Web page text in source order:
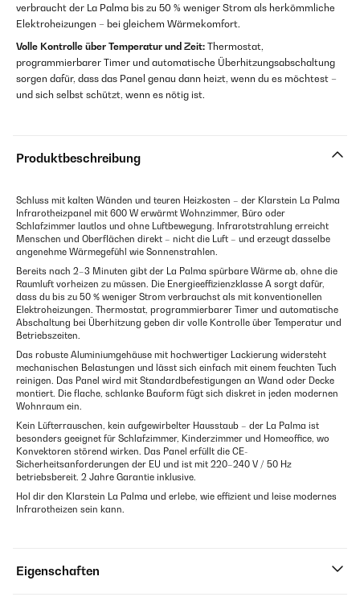
verbraucht der La Palma bis zu 50 % weniger Strom als herkömmliche
Elektroheizungen – bei gleichem Wärmekomfort.
Volle Kontrolle über Temperatur und Zeit: Thermostat,
programmierbarer Timer und automatische Überhitzungsabschaltung
sorgen dafür, dass das Panel genau dann heizt, wenn du es möchtest –
und sich selbst schützt, wenn es nötig ist.
Produktbeschreibung
Schluss mit kalten Wänden und teuren Heizkosten – der Klarstein La Palma
Infrarotheizpanel mit 600 W erwärmt Wohnzimmer, Büro oder
Schlafzimmer lautlos und ohne Luftbewegung. Infrarotstrahlung erreicht
Menschen und Oberflächen direkt – nicht die Luft – und erzeugt dasselbe
angenehme Wärmegefühl wie Sonnenstrahlen.
Bereits nach 2–3 Minuten gibt der La Palma spürbare Wärme ab, ohne die
Raumluft vorheizen zu müssen. Die Energieeffizienzklasse A sorgt dafür,
dass du bis zu 50 % weniger Strom verbrauchst als mit konventionellen
Elektroheizungen. Thermostat, programmierbarer Timer und automatische
Abschaltung bei Überhitzung geben dir volle Kontrolle über Temperatur und
Betriebszeiten.
Das robuste Aluminiumgehäuse mit hochwertiger Lackierung widersteht
mechanischen Belastungen und lässt sich einfach mit einem feuchten Tuch
reinigen. Das Panel wird mit Standardbefestigungen an Wand oder Decke
montiert. Die flache, schlanke Bauform fügt sich diskret in jeden modernen
Wohnraum ein.
Kein Lüfterrauschen, kein aufgewirbelter Hausstaub – der La Palma ist
besonders geeignet für Schlafzimmer, Kinderzimmer und Homeoffice, wo
Konvektoren störend wirken. Das Panel erfüllt die CE-
Sicherheitsanforderungen der EU und ist mit 220–240 V / 50 Hz
betriebsbereit. 2 Jahre Garantie inklusive.
Hol dir den Klarstein La Palma und erlebe, wie effizient und leise modernes
Infrarotheizen sein kann.
Eigenschaften